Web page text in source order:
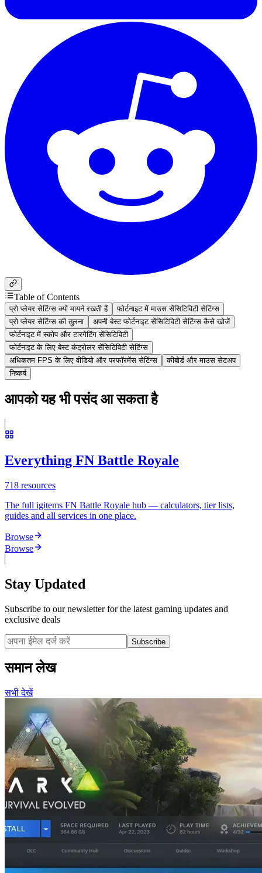
Table of Contents
प्रो प्लेयर सेटिंग्स क्यों मायने रखती हैं
फोर्टनाइट में माउस सेंसिटिविटी सेटिंग्स
प्रो प्लेयर सेटिंग्स की तुलना
अपनी बेस्ट फोर्टनाइट सेंसिटिविटी सेटिंग्स कैसे खोजें
फोर्टनाइट में स्कोप और टारगेटिंग सेंसिटिविटी
फोर्टनाइट के लिए बेस्ट कंट्रोलर सेंसिटिविटी सेटिंग्स
अधिकतम FPS के लिए वीडियो और परफॉरमेंस सेटिंग्स
कीबोर्ड और माउस सेटअप
निष्कर्ष
आपको यह भी पसंद आ सकता है
Everything FN Battle Royale
718 resources
The full igitems FN Battle Royale hub — calculators, tier lists,
guides and all services in one place.
Browse
Browse
Stay Updated
Subscribe to our newsletter for the latest gaming updates and
exclusive deals
Subscribe
समान लेख
सभी देखें